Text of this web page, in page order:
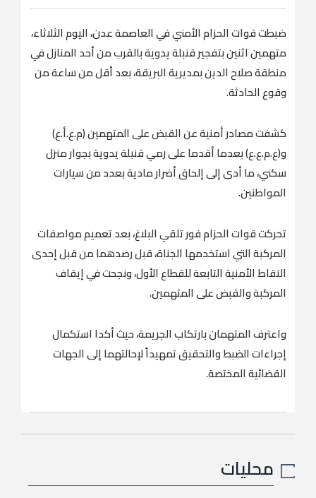
ضبطت قوات الحزام الأمني في العاصمة عدن، اليوم الثلاثاء،
متهمين اثنين بتفجير قنبلة يدوية بالقرب من أحد المنازل في
منطقة صلاح الدين بمديرية البريقة، بعد أقل من ساعة من
وقوع الحادثة.
كشفت مصادر أمنية عن القبض على المتهمين (م.ع.أ.ع)
و(ع.م.ع.ع) بعدما أقدما على رمي قنبلة يدوية بجوار منزل
سكني، ما أدى إلى إلحاق أضرار مادية بعدد من سيارات
المواطنين.
تحركت قوات الحزام فور تلقي البلاغ، بعد تعميم مواصفات
المركبة التي استخدمها الجناة، قبل رصدهما من قبل إحدى
النقاط الأمنية التابعة للقطاع الأول، ونجحت في إيقاف
المركبة والقبض على المتهمين.
واعترف المتهمان بارتكاب الجريمة، حيث أكدا استكمال
إجراءات الضبط والتحقيق تمهيداً لإحالتهما إلى الجهات
القضائية المختصة.
محليات